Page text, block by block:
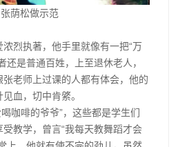
荫松做示范
烈执著，他手里就像有一把“万
还是普通百姓，上至退休老人，
老师上过课的人都有体会，他的
血，切中肯綮。
喝咖啡的爷爷”，这些都是学生们
教学，曾言“我每天教舞蹈才会